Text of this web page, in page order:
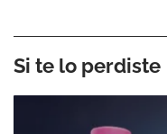
Si te lo perdiste